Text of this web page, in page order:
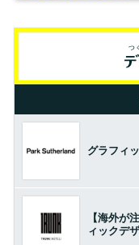
グラフィ
【海外が
ィックデ